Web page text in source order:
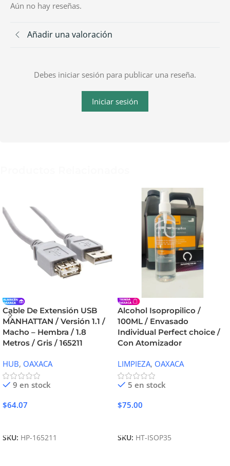
Aún no hay reseñas.
Añadir una valoración
Debes iniciar sesión para publicar una reseña.
Iniciar sesión
Cable De Extensión USB
MANHATTAN / Versión 1.1 /
Macho – Hembra / 1.8
Metros / Gris / 165211
HUB, OAXACA
9 en stock
$64.07
SKU: HP-165211
Alcohol Isopropilico /
100ML / Envasado
Individual Perfect choice /
Con Atomizador
LIMPIEZA, OAXACA
5 en stock
$75.00
SKU: HT-ISOP35